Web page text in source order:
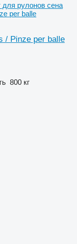
для рулонов сена
per balle
/ Pinze per balle
800 кг